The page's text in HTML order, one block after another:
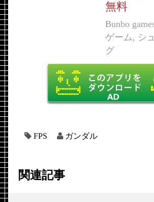
無料
Bunbo
ゲーム, シ
グ
FPS ガンダル
関連記事